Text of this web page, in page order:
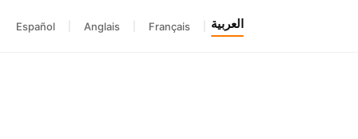
العربية Français
Anglais
Español